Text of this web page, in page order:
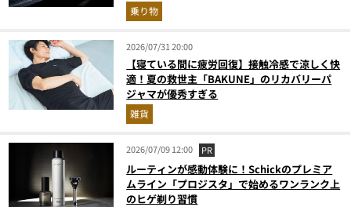
乗り物
2026/07/31 20:00
【寝ている間に疲労回復】接触冷感で涼しく快
適！夏の救世主「BAKUNE」のリカバリーパ
ジャマが優秀すぎる
雑貨
2026/07/09 12:00 PR
ルーティンが感動体験に！Schickのプレミア
ムライン「プロジスタ」で始めるワンランク上
のヒゲ剃り習慣